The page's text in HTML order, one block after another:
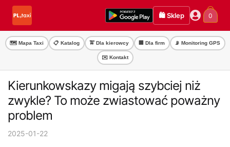
Przejdź
nawigacji
Przejdź
treści
🛍️ Sklep 0
🗺️ Mapa Taxi 📋 Katalog 🚖 Dla kierowcy 🏢 Dla firm 📡 Monitoring GPS
✉️ Kontakt
Kierunkowskazy migają szybciej niż
zwykle? To może zwiastować poważny
problem
2025-01-22